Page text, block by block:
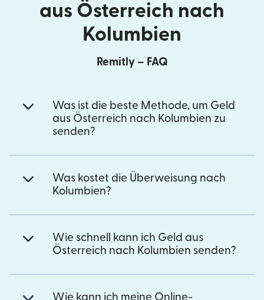
aus Österreich nach
Kolumbien
Remitly – FAQ
Was ist die beste Methode, um Geld
aus Österreich nach Kolumbien zu
senden?
Was kostet die Überweisung nach
Kolumbien?
Wie schnell kann ich Geld aus
Österreich nach Kolumbien senden?
Wie kann ich meine Online-